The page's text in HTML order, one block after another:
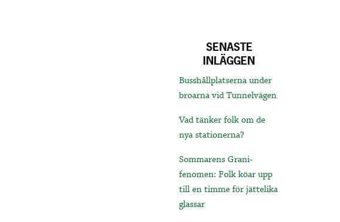
SENASTE
INLÄGGEN
Busshållplatserna under
broarna vid Tunnelvägen
Vad tänker folk om de
nya stationerna?
Sommarens Grani-
fenomen: Folk köar upp
till en timme för jättelika
glassar